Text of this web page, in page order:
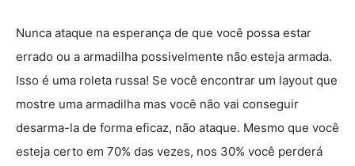
Nunca ataque na esperança de que você possa estar
errado ou a armadilha possivelmente não esteja armada.
Isso é uma roleta russa! Se você encontrar um layout que
mostre uma armadilha mas você não vai conseguir
desarma-la de forma eficaz, não ataque. Mesmo que você
esteja certo em 70% das vezes, nos 30% você perderá